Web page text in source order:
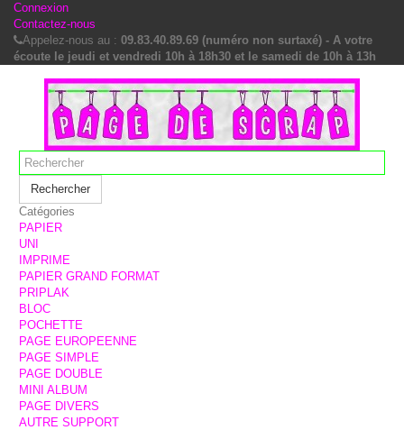
Connexion
Contactez-nous
Appelez-nous au : 09.83.40.89.69 (numéro non surtaxé) - A votre
écoute le jeudi et vendredi 10h à 18h30 et le samedi de 10h à 13h
Rechercher
Catégories
PAPIER
UNI
IMPRIME
PAPIER GRAND FORMAT
PRIPLAK
BLOC
POCHETTE
PAGE EUROPEENNE
PAGE SIMPLE
PAGE DOUBLE
MINI ALBUM
PAGE DIVERS
AUTRE SUPPORT